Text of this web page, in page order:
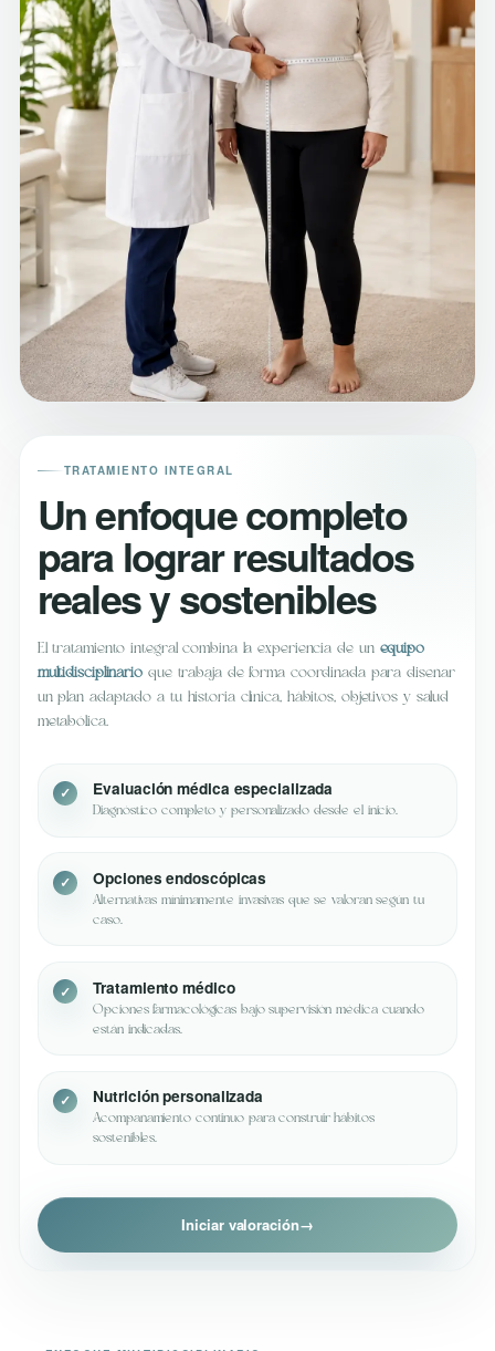
TRATAMIENTO INTEGRAL
Un enfoque completo
para lograr resultados
reales y sostenibles
El tratamiento integral combina la experiencia de un equipo
multidisciplinario que trabaja de forma coordinada para diseñar
un plan adaptado a tu historia clínica, hábitos, objetivos y salud
metabólica.
Evaluación médica especializada
Diagnóstico completo y personalizado desde el inicio.
Opciones endoscópicas
Alternativas mínimamente invasivas que se valoran según tu
caso.
Tratamiento médico
Opciones farmacológicas bajo supervisión médica cuando
están indicadas.
Nutrición personalizada
Acompañamiento continuo para construir hábitos
sostenibles.
Iniciar valoración→